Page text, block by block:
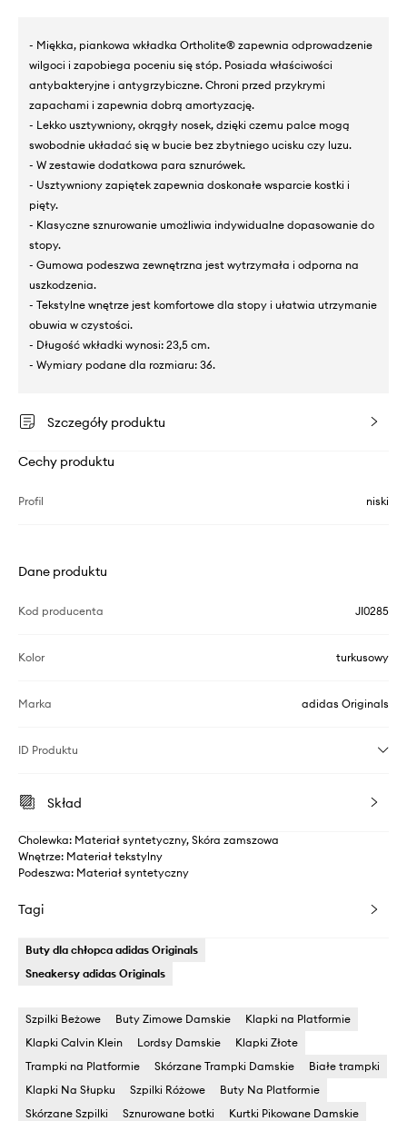
- Miękka, piankowa wkładka Ortholite® zapewnia odprowadzenie
wilgoci i zapobiega poceniu się stóp. Posiada właściwości
antybakteryjne i antygrzybiczne. Chroni przed przykrymi
zapachami i zapewnia dobrą amortyzację.
- Lekko usztywniony, okrągły nosek, dzięki czemu palce mogą
swobodnie układać się w bucie bez zbytniego ucisku czy luzu.
- W zestawie dodatkowa para sznurówek.
- Usztywniony zapiętek zapewnia doskonałe wsparcie kostki i
pięty.
- Klasyczne sznurowanie umożliwia indywidualne dopasowanie do
stopy.
- Gumowa podeszwa zewnętrzna jest wytrzymała i odporna na
uszkodzenia.
- Tekstylne wnętrze jest komfortowe dla stopy i ułatwia utrzymanie
obuwia w czystości.
- Długość wkładki wynosi: 23,5 cm.
- Wymiary podane dla rozmiaru: 36.
Szczegóły produktu
Cechy produktu
Profil niski
Dane produktu
Kod producenta JI0285
Kolor turkusowy
Marka adidas Originals
ID Produktu
Skład
Cholewka: Materiał syntetyczny, Skóra zamszowa
Wnętrze: Materiał tekstylny
Podeszwa: Materiał syntetyczny
Tagi
Buty dla chłopca adidas Originals
Sneakersy adidas Originals
Szpilki Beżowe Buty Zimowe Damskie
Klapki na Platformie
Klapki Calvin Klein
Lordsy Damskie
Klapki Złote
Trampki na Platformie
Skórzane Trampki Damskie
Białe trampki
Klapki Na Słupku
Szpilki Różowe
Buty Na Platformie
Skórzane Szpilki
Sznurowane botki
Kurtki Pikowane Damskie